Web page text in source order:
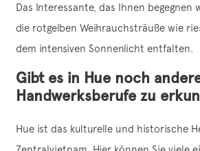
Das Interessante, das Ihnen begegnen
die rotgelben Weihrauchsträuße wie
dem intensiven Sonnenlicht entfalten.
Gibt es in Hue noch
Handwerksberufe zu
Hue ist das kulturelle und historische